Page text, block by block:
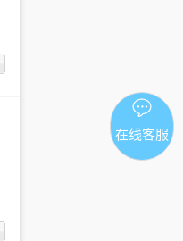
在线客服